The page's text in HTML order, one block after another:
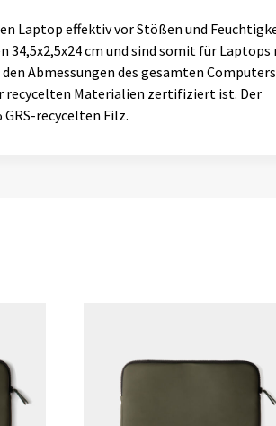
Laptop effektiv vor Stößen und
34,5x2,5x24 cm und sind somit für
Abmessungen des gesamten Computers
recycelten Materialien zertifiziert ist. Der
recycelten Filz.